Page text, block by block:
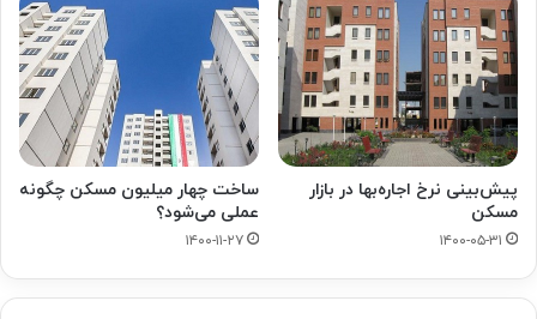
پیش‌بینی نرخ اجاره‌بها در بازار
مسکن
۱۴۰۰-۰۵-۳۱
ساخت چهار میلیون مسکن چگونه
عملی می‌شود؟
۱۴۰۰-۱۱-۲۷